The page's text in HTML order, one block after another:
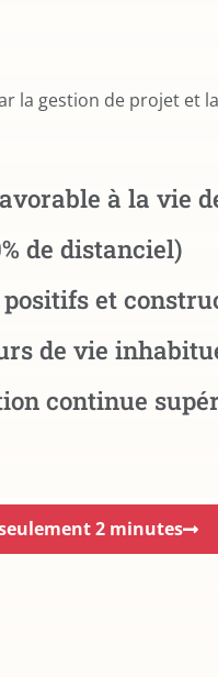
la gestion de projet et
à la vie
de distanciel)
et
de vie
continue
2 minutes